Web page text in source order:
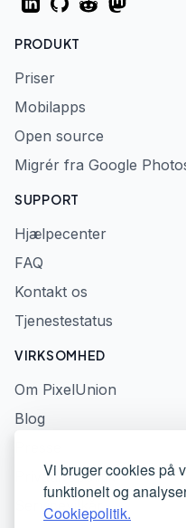
Vi bruger cookies på
funktionelt og
Cookiepolitik.
LinkedInGitHubRedditMastodon
PRODUKT
Priser
Mobilapps
Open source
Migrér fra Google
SUPPORT
Hjælpecenter
FAQ
Kontakt os
Tjenestestatus
VIRKSOMHED
Om PixelUnion
Blog
Privatlivspolitik
Servicevilkår